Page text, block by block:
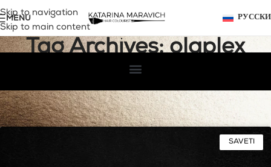
Skip to navigation
Skip to main content
MENU
Tag Archives: olaplex
Posts Tagged "olaplex"
SAVETI